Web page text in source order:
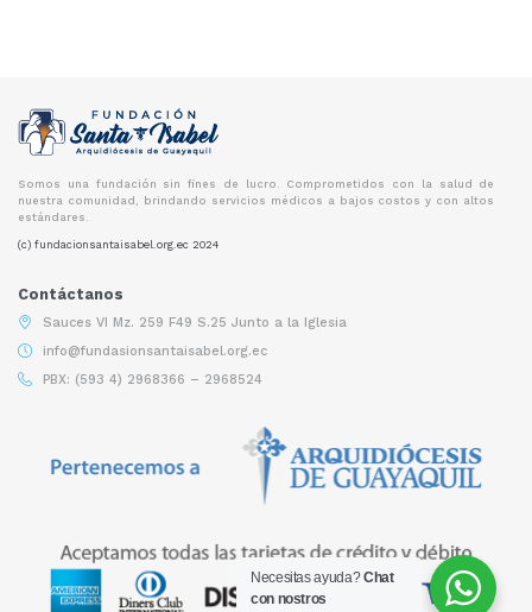
Somos una fundación sin fines de lucro. Comprometidos con la salud de
nuestra comunidad, brindando servicios médicos a bajos costos y con altos
estándares.
(c) fundacionsantaisabel.org.ec 2024
Contáctanos
Sauces VI Mz. 259 F49 S.25 Junto a la Iglesia
info@fundasionsantaisabel.org.ec
PBX: (593 4) 2968366 – 2968524
Necesitas ayuda?Chat
con nostros